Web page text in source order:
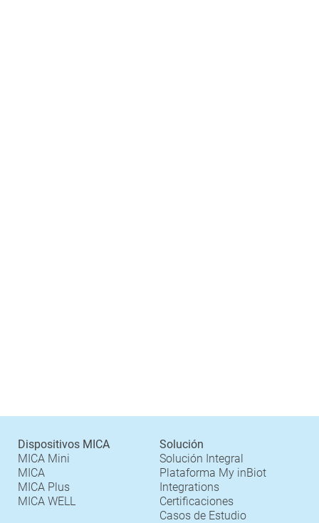
Dispositivos MICA
MICA Mini
MICA
MICA Plus
MICA WELL
Solución
Solución Integral
Plataforma My inBiot
Integrations
Certificaciones
Casos de Estudio